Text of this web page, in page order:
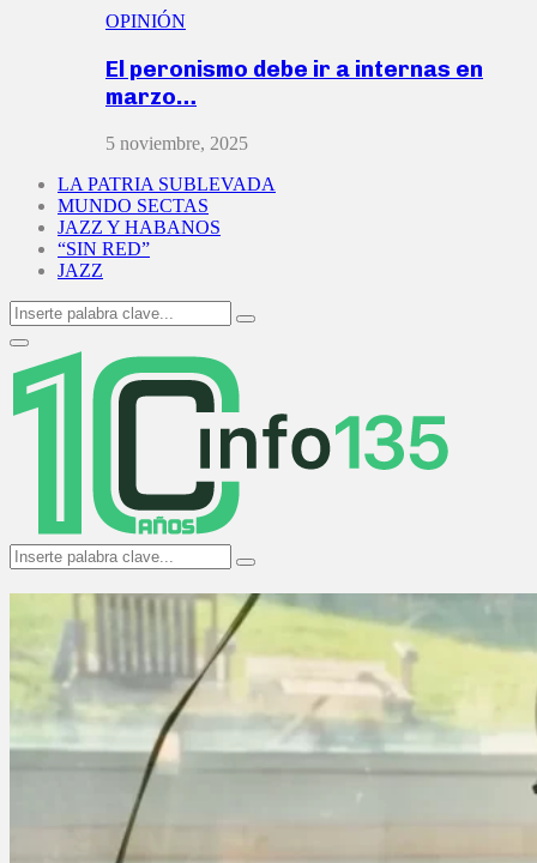
OPINIÓN
El peronismo debe ir a internas en
marzo…
5 noviembre, 2025
LA PATRIA SUBLEVADA
MUNDO SECTAS
JAZZ Y HABANOS
“SIN RED”
JAZZ
Search
for:
Search
Primary
Menu
Search
for:
Search